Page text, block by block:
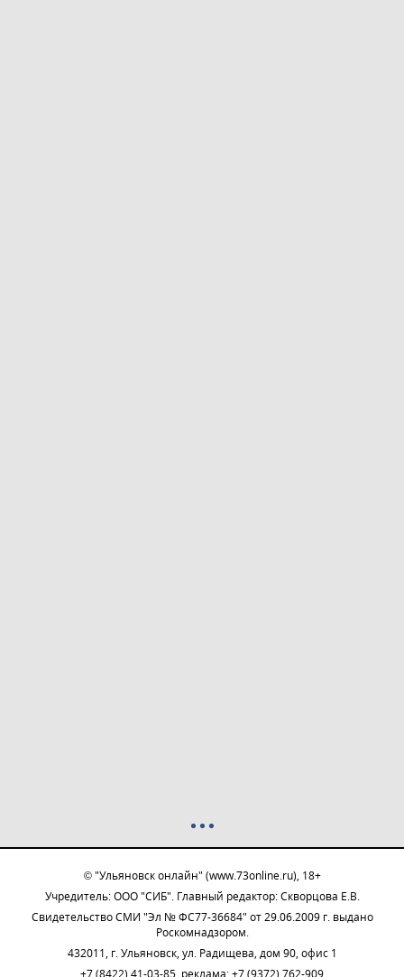
© "Ульяновск онлайн" (www.73online.ru), 18+
Учредитель: ООО "СИБ". Главный редактор: Скворцова Е.В.
Свидетельство СМИ "Эл № ФС77-36684" от 29.06.2009 г. выдано
Роскомнадзором.
432011, г. Ульяновск, ул. Радищева, дом 90, офис 1